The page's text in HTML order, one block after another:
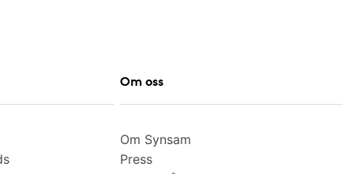
Om oss
Om Synsam
Press